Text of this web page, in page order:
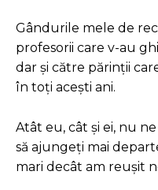
Gândurile mele de
profesorii care v-au
dar și către părinții
în toți acești ani.
Atât eu, cât și ei, nu
să ajungeți mai
mari decât am reușit